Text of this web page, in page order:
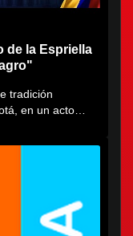
de la Espriella
tradición
en un acto